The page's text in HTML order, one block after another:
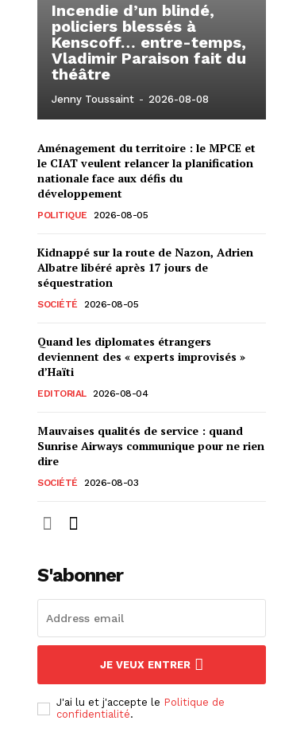
Incendie d’un blindé,
policiers blessés à
Kenscoff… entre-temps,
Vladimir Paraison fait du
théâtre
Jenny Toussaint - 2026-08-08
Aménagement du territoire : le MPCE et
le CIAT veulent relancer la planification
nationale face aux défis du
développement
POLITIQUE 2026-08-05
Kidnappé sur la route de Nazon, Adrien
Albatre libéré après 17 jours de
séquestration
SOCIÉTÉ 2026-08-05
Quand les diplomates étrangers
deviennent des « experts improvisés »
d’Haïti
EDITORIAL 2026-08-04
Mauvaises qualités de service : quand
Sunrise Airways communique pour ne rien
dire
SOCIÉTÉ 2026-08-03
S'abonner
JE VEUX ENTRER
J'ai lu et j'accepte le Politique de
confidentialité.